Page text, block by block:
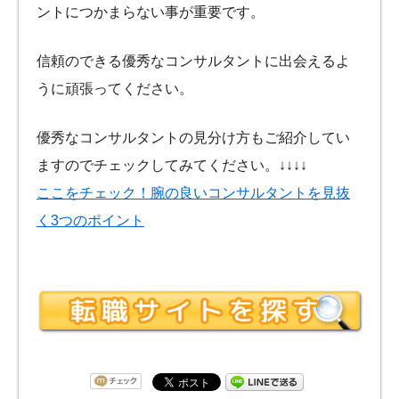
ントにつかまらない事が重要です。
信頼のできる優秀なコンサルタントに出会えるよ
うに頑張ってください。
優秀なコンサルタントの見分け方もご紹介してい
ますのでチェックしてみてください。↓↓↓↓
ここをチェック！腕の良いコンサルタントを見抜
く3つのポイント